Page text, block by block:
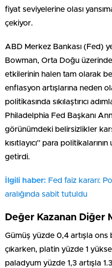
fiyat seviyelerine olası
çekiyor.
ABD Merkez Bankası (Fed)
Bowman, Orta Doğu
etkilerinin halen tam olarak
enflasyon artışlarına neden
politikasında sıkılaştırıcı
Philadelphia Fed Başkanı
görünümdeki belirsizlikler
kısıtlayıcı” para
getirdi.
İlgili haber: Fed faiz kararı:
aralığında sabit tutuldu
Değer Kazanan Diğer
Gümüş yüzde 0,4 artışla ons
çıkarken, platin yüzde 1
paladyum yüzde 1,3 artışla